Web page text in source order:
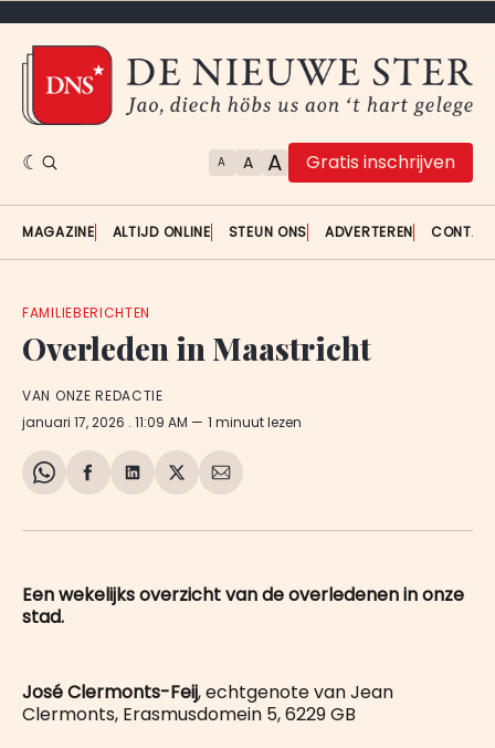
A A A Gratis inschrijven
MAGAZINE ALTIJD ONLINE STEUN ONS ADVERTEREN
FAMILIEBERICHTEN
Overleden in Maastricht
VAN ONZE REDACTIE
januari 17, 2026 . 11:09 AM 1 minuut lezen
Share
WhatsApp
Delen
Facebook
Delen
LinkedIn
Share
X
Deel
E-
Een wekelijks overzicht van de overledenen in onze
stad.
José Clermonts-Feij, echtgenote van Jean
Clermonts, Erasmusdomein 5, 6229 GB